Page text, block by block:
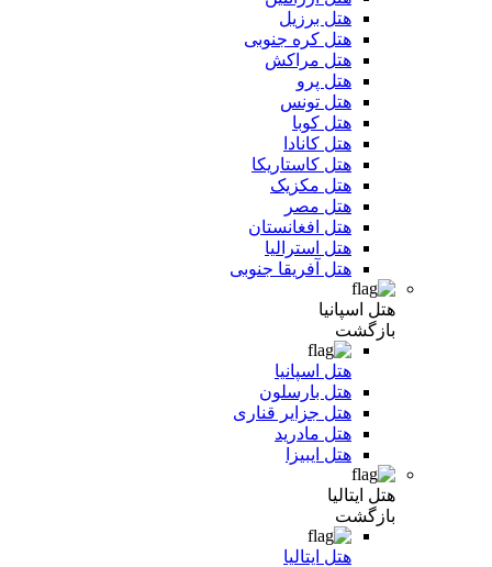
هتل برزیل
هتل کره جنوبی
هتل مراکش
هتل پرو
هتل تونس
هتل کوبا
هتل کانادا
هتل کاستاریکا
هتل مکزیک
هتل مصر
هتل افغانستان
هتل استرالیا
هتل آفریقا جنوبی
هتل اسپانیا
بازگشت
هتل اسپانیا
هتل بارسلون
هتل جزایر قناری
هتل مادرید
هتل ایبیزا
هتل ایتالیا
بازگشت
هتل ایتالیا